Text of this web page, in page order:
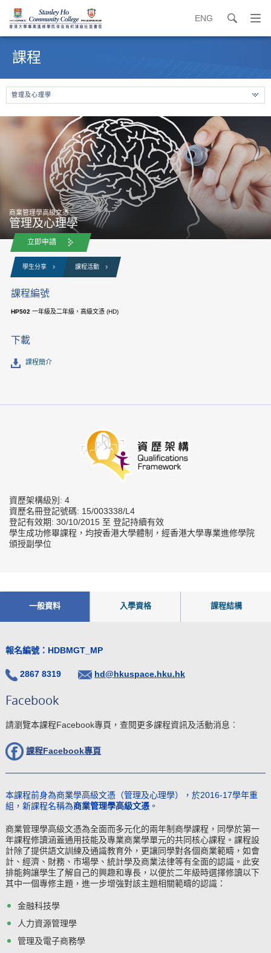
ENG search
打
開
始
課程
管理及心理學
商業管理學高級文憑
管理及心理學
立即申請
學生分享 課程活動
課程編號
HP502 一年級及二年級，高級文憑 (HD)
下載
課程簡介
資歷架構級別: 4
資歷名冊登記號碼: 15/003338/L4
登記有效期: 30/10/2015 至 登記持續有效
學生成功修畢課程，均按香港大學體制，經香港大學專業進修學院
頒授副學位
一般資料 入學資格 課程結構
報名編號：HDBMGT_MP
2867 8319 hd@hkuspace.hku.hk
Facebook
請瀏覽本課程Facebook專頁，查閱更多課程資訊及活動消息︰
課程Facebook專頁
本課程前身為商業學高級文憑（管理及心理學），於2016-17學年重
組，新課程名稱為商業管理學高級文憑 。
商業管理學高級文憑為全面而多元化的兩年制商學課程，同學於第一
年課程修讀涵蓋通用技能及專業商業學單元的共同核心課程。課程設
計除了提供語文訓練及通識教育外，更讓同學對各個商業範疇，如會
計、經濟、財務、市場學、統計學及商業法律等有全面的認識。此安
排能夠讓學生了解自己的興趣和專長，以便於二年級時選擇修讀以下
其中一個專修主題，進一步增強對該主題相關範疇的認識：
金融科技學
人力資源管理學
管理及電子商務學